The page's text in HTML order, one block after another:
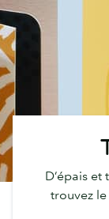
D’épais
trouvez